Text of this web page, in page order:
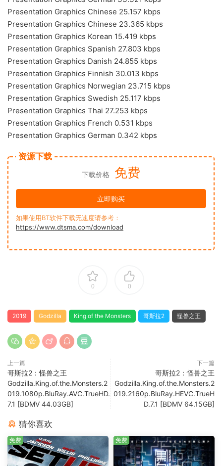
Presentation Graphics Chinese 25.157 kbps
Presentation Graphics Chinese 23.365 kbps
Presentation Graphics Korean 15.419 kbps
Presentation Graphics Spanish 27.803 kbps
Presentation Graphics Danish 24.855 kbps
Presentation Graphics Finnish 30.013 kbps
Presentation Graphics Norwegian 23.715 kbps
Presentation Graphics Swedish 25.117 kbps
Presentation Graphics Thai 27.253 kbps
Presentation Graphics French 0.531 kbps
Presentation Graphics German 0.342 kbps
资源下载
下载价格 免费
立即购买
如果使用BT软件下载无速度请参考：
https://www.dtsma.com/download
0 0
2019 Godzilla King of the Monsters 哥斯拉2 怪兽之王
上一篇
哥斯拉2：怪兽之王
Godzilla.King.of.the.Monsters.2
019.1080p.BluRay.AVC.TrueHD.
7.1 [BDMV 44.03GB]
下一篇
哥斯拉2：怪兽之王
Godzilla.King.of.the.Monsters.2
019.2160p.BluRay.HEVC.TrueH
D.7.1 [BDMV 64.15GB]
猜你喜欢
免费 免费